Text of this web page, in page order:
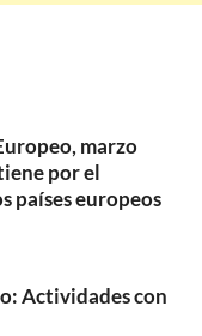
marzo
por el
países europeos
Actividades con